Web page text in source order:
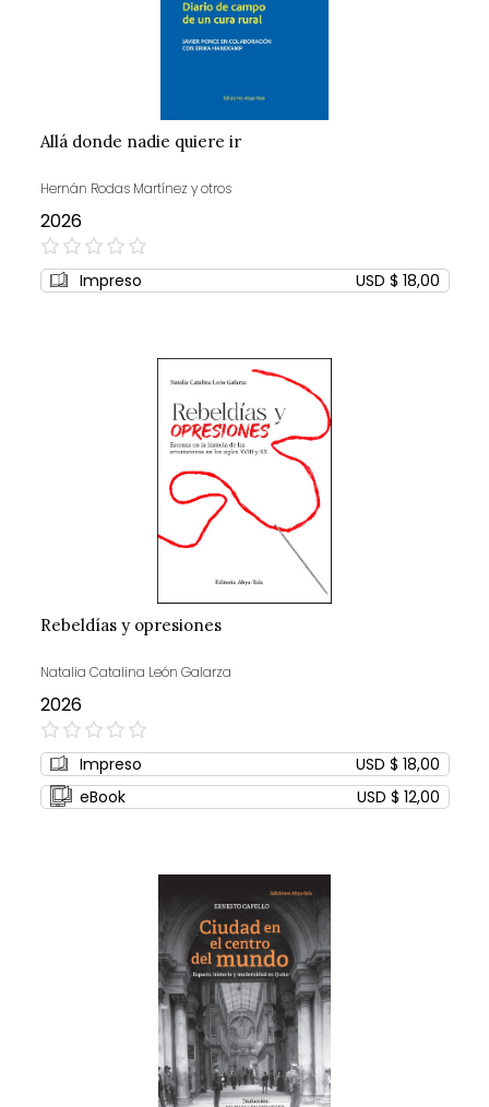
Allá donde nadie quiere ir
Hernán Rodas Martínez y otros
2026
0%
Impreso USD $ 18,00
Rebeldías y opresiones
Natalia Catalina León Galarza
2026
0%
Impreso
USD $ 18,00
eBook
USD $ 12,00